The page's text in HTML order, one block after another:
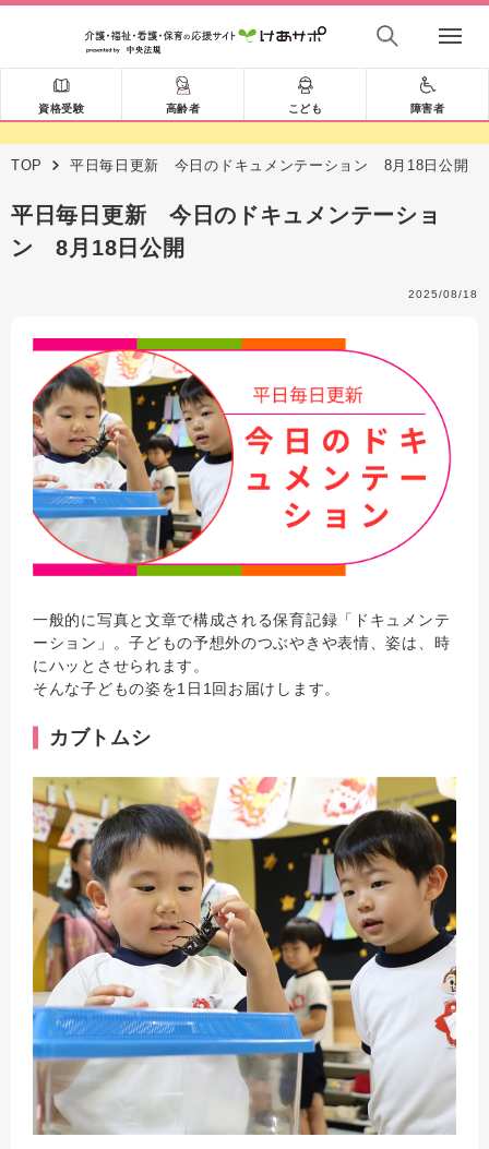
資格受験 高齢者 こども 障害者
TOP 平日毎日更新 今日のドキュメンテーション 8月18日公開
平日毎日更新 今日のドキュメンテーショ
ン 8月18日公開
2025/08/18
一般的に写真と文章で構成される保育記録「ドキュメンテ
ーション」。子どもの予想外のつぶやきや表情、姿は、時
にハッとさせられます。
そんな子どもの姿を1日1回お届けします。
カブトムシ